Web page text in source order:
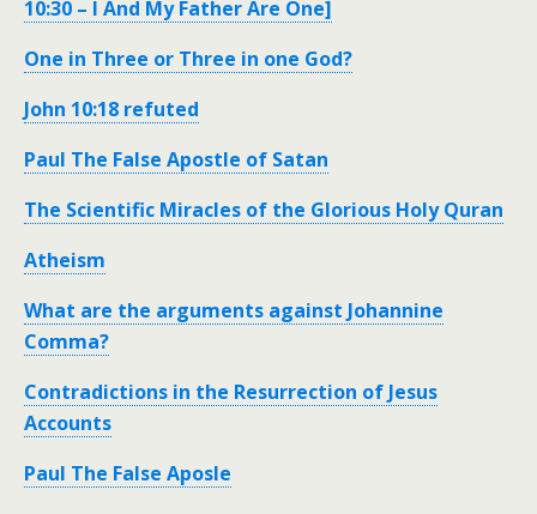
10:30 – I And My Father Are One]
One in Three or Three in one God?
John 10:18 refuted
Paul The False Apostle of Satan
The Scientific Miracles of the Glorious Holy Quran
Atheism
What are the arguments against Johannine
Comma?
Contradictions in the Resurrection of Jesus
Accounts
Paul The False Aposle